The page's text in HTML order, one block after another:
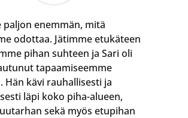
paljon enemmän, mitä
odottaa. Jätimme etukäteen
pihan suhteen ja Sari oli
tapaamiseemme
Hän kävi rauhallisesti ja
läpi koko piha-alueen,
sekä myös etupihan